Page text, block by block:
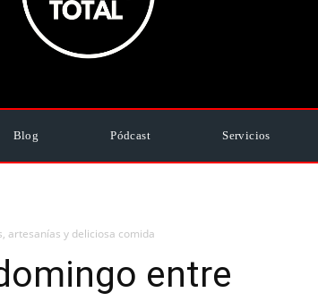
Blog Pódcast Servicios
artesanías y deliciosa comida
entre